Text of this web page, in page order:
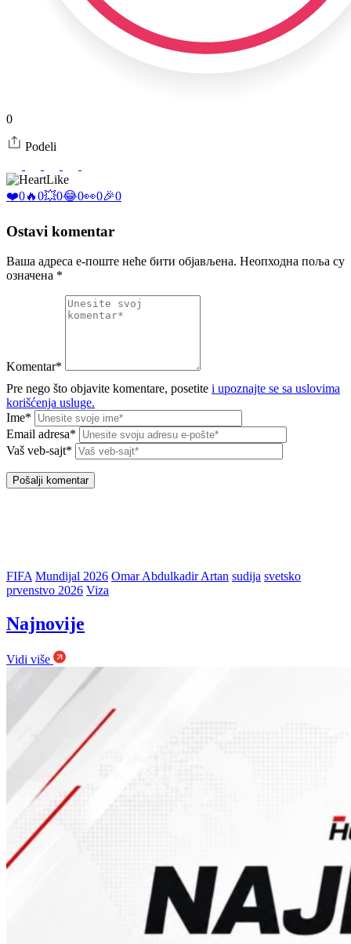
0
Podeli
Like
❤️0🔥0💥0😂0👀0🎉0
Ostavi komentar
Ваша адреса е-поште неће бити објављена. Неопходна поља су
означена *
Komentar*
Pre nego što objavite komentare, posetite i upoznajte se sa uslovima
korišćenja usluge.
Ime*
Email adresa*
Vaš veb-sajt*
FIFA Mundijal 2026 Omar Abdulkadir Artan sudija svetsko
prvenstvo 2026 Viza
Najnovije
Vidi više